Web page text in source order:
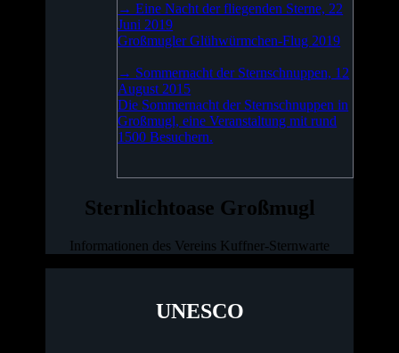
→ Eine Nacht der fliegenden Sterne, 22
Juni 2019
Großmugler Glühwürmchen-Flug 2019
→ Sommernacht der Sternschnuppen, 12
August 2015
Die Sommernacht der Sternschnuppen in
Großmugl, eine Veranstaltung mit rund
1500 Besuchern.
Sternlichtoase Großmugl
Informationen des Vereins Kuffner-Sternwarte
UNESCO